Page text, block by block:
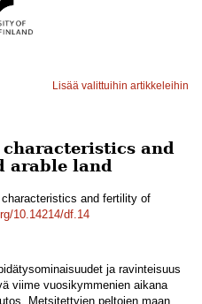
Lisää valittuihin artikkeleihin
and
arable land
and fertility of
10.14214/df.14
ja ravinteisuus
viime vuosikymmenien aikana
Metsitettyjen peltojen maan